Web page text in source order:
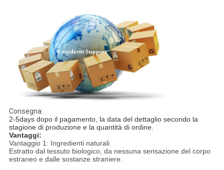
Consegna:
2-5days dopo il pagamento, la data del dettaglio secondo la
stagione di produzione e la quantità di ordine.
Vantaggi:
Vantaggio 1: Ingredienti naturali
Estratto dal tessuto biologico, da nessuna sensazione del corpo
estraneo e dalle sostanze straniere.